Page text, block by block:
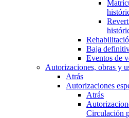
Baja
Eventos de
Autorizaciones, obras y
Atrás
Autorizaciones
Atrás
Circulación